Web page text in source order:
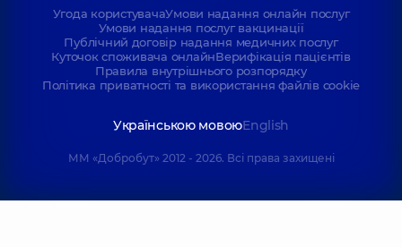
Угода користувачаУмови надання онлайн послуг
Умови надання послуг вакцинації
Публічний договір надання медичних послуг
Куточок споживача онлайнВерифікація пацієнтів
Правила внутрішнього розпорядку
Політика приватності та використання файлів cookie
Українською мовоюEnglish
ММ «Добробут» 2012 - 2026. Всі права захищені